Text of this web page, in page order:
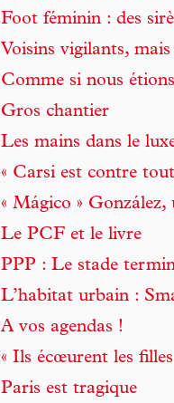
Foot féminin : des
Voisins vigilants, mais
Comme si nous
Gros chantier
Les mains dans le
« Carsi est contre
« Mágico » González,
Le PCF et le livre
PPP : Le stade
L’habitat urbain :
A vos agendas !
« Ils écœurent les filles
Paris est tragique